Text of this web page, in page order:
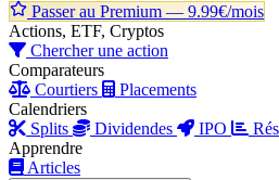
Passer au Premium — 9.99€/mois
Actions, ETF, Cryptos
Chercher une action
Comparateurs
Courtiers
Placements
Calendriers
Splits
Dividendes IPO
Apprendre
Articles